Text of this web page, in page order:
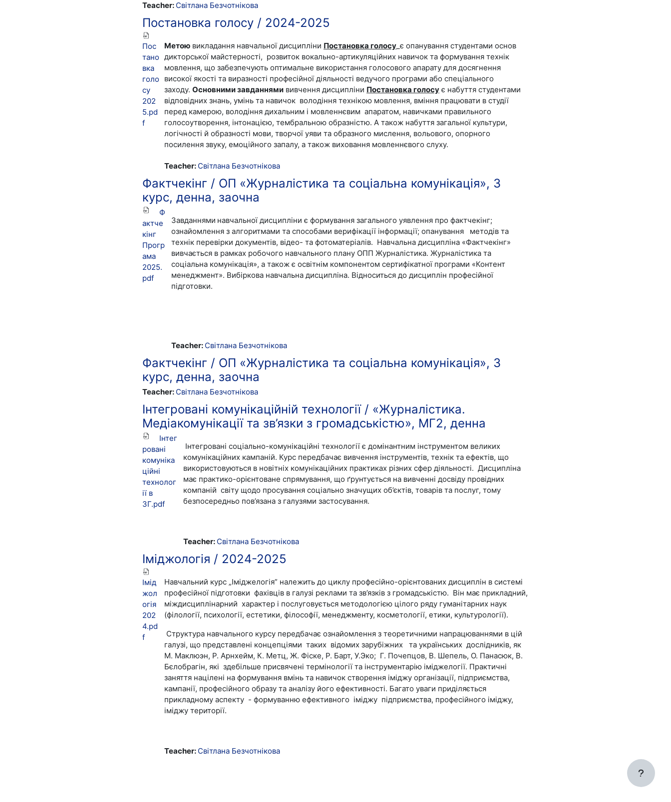
Teacher: Світлана Безчотнікова
Постановка голосу / 2024-2025
Пос
тано
вка
голо
су
202
5.pd
f
Метою викладання навчальної дисципліни Постановка голосу _є опанування студентами основ
дикторської майстерності, розвиток вокально-артикуляційних навичок та формування технік
мовлення, що забезпечують оптимальне використання голосового апарату для досягнення
високої якості та виразності професійної діяльності ведучого програми або спеціального
заходу. Основними завданнями вивчення дисципліни Постановка голосу є набуття студентами
відповідних знань, умінь та навичок володіння технікою мовлення, вміння працювати в студії
перед камерою, володіння дихальним і мовленнєвим апаратом, навичками правильного
голосоутворення, інтонацією, тембральною образністю. А також набуття загальної культури,
логічності й образності мови, творчої уяви та образного мислення, вольового, опорного
посилення звуку, емоційного запалу, а також виховання мовленнєвого слуху.
Teacher: Світлана Безчотнікова
Фактчекінг / ОП «Журналістика та соціальна комунікація», 3
курс, денна, заочна
Ф
актче
кінг
Прогр
ама
2025.
pdf
Завданнями навчальної дисципліни є формування загального уявлення про фактчекінг;
ознайомлення з алгоритмами та способами верифікації інформації; опанування методів та
технік перевірки документів, відео- та фотоматеріалів. Навчальна дисципліна «Фактчекінг»
вивчається в рамках робочого навчального плану ОПП Журналістика. Журналістика та
соціальна комунікація», а також є освітнім компонентом сертифікатної програми «Контент
менеджмент». Вибіркова навчальна дисципліна. Відноситься до дисциплін професійної
підготовки.
Teacher: Світлана Безчотнікова
Фактчекінг / ОП «Журналістика та соціальна комунікація», 3
курс, денна, заочна
Teacher: Світлана Безчотнікова
Інтегровані комунікаційній технології / «Журналістика.
Медіакомунікації та зв’язки з громадськістю», МГ2, денна
Інтег
ровані
комуніка
ційні
технолог
ії в
ЗГ.pdf
Інтегровані соціально-комунікаційні технології є домінантним інструментом великих
комунікаційних кампаній. Курс передбачає вивчення інструментів, технік та ефектів, що
використовуються в новітніх комунікаційних практиках різних сфер діяльності. Дисципліна
має практико-орієнтоване спрямування, що ґрунтується на вивченні досвіду провідних
компаній світу щодо просування соціально значущих об’єктів, товарів та послуг, тому
безпосередньо пов’язана з галузями застосування.
Teacher: Світлана Безчотнікова
Іміджологія / 2024-2025
Імід
жол
огія
202
4.pd
f
Навчальний курс „Іміджелогія” належить до циклу професійно-орієнтованих дисциплін в системі
професійної підготовки фахівців в галузі реклами та зв’язків з громадськістю. Він має прикладний,
міждисциплінарний характер і послуговується методологією цілого ряду гуманітарних наук
(філології, психології, естетики, філософії, менеджменту, косметології, етики, культурології).
Структура навчального курсу передбачає ознайомлення з теоретичними напрацюваннями в цій
галузі, що представлені концепціями таких відомих зарубіжних та українських дослідників, як
М. Маклюэн, Р. Арнхейм, К. Метц, Ж. Фіске, Р. Барт, У.Эко; Г. Почепцов, В. Шепель, О. Панасюк, В.
Бєлобрагін, які здебільше присвячені термінології та інструментарію іміджелогії. Практичні
заняття націлені на формування вмінь та навичок створення іміджу організації, підприємства,
кампанії, професійного образу та аналізу його ефективності. Багато уваги приділяється
прикладному аспекту - формуванню ефективного іміджу підприємства, професійного іміджу,
іміджу території.
Teacher: Світлана Безчотнікова